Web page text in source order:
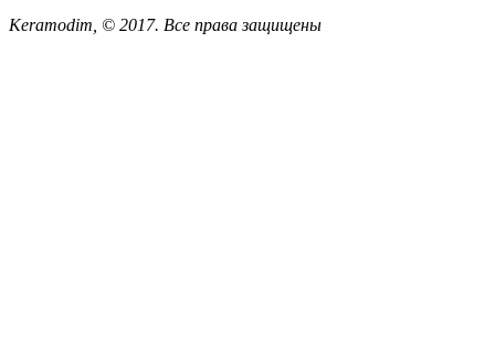
Keramodim, © 2017. Все права защищены